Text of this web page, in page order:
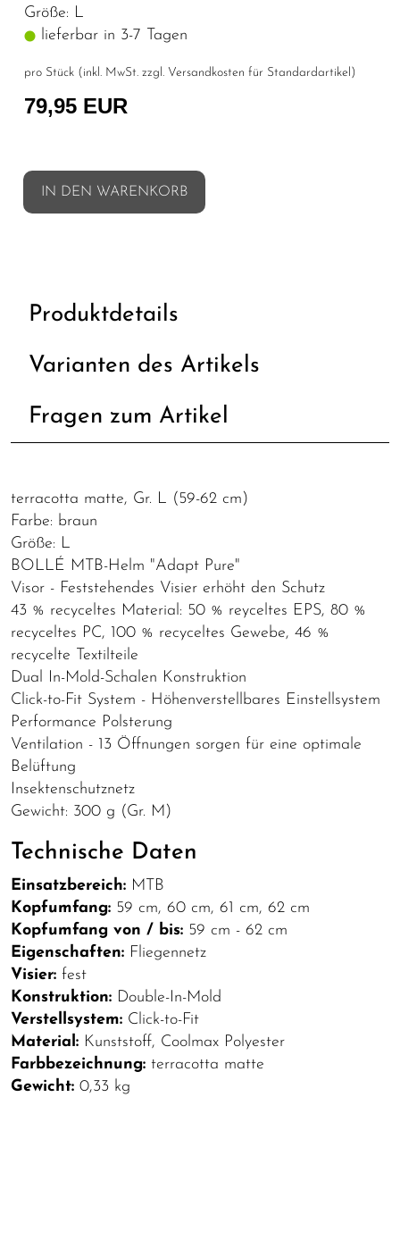
Größe: L
lieferbar in 3-7 Tagen
pro Stück (inkl. MwSt. zzgl. Versandkosten für Standardartikel )
79,95 EUR
IN DEN WARENKORB
Produktdetails
Varianten des Artikels
Fragen zum Artikel
terracotta matte, Gr. L (59-62 cm)
Farbe: braun
Größe: L
BOLLÉ MTB-Helm "Adapt Pure"
Visor - Feststehendes Visier erhöht den Schutz
43 % recyceltes Material: 50 % reyceltes EPS, 80 %
recyceltes PC, 100 % recyceltes Gewebe, 46 %
recycelte Textilteile
Dual In-Mold-Schalen Konstruktion
Click-to-Fit System - Höhenverstellbares Einstellsystem
Performance Polsterung
Ventilation - 13 Öffnungen sorgen für eine optimale
Belüftung
Insektenschutznetz
Gewicht: 300 g (Gr. M)
Technische Daten
Einsatzbereich: MTB
Kopfumfang: 59 cm, 60 cm, 61 cm, 62 cm
Kopfumfang von / bis: 59 cm - 62 cm
Eigenschaften: Fliegennetz
Visier: fest
Konstruktion: Double-In-Mold
Verstellsystem: Click-to-Fit
Material: Kunststoff, Coolmax Polyester
Farbbezeichnung: terracotta matte
Gewicht: 0,33 kg